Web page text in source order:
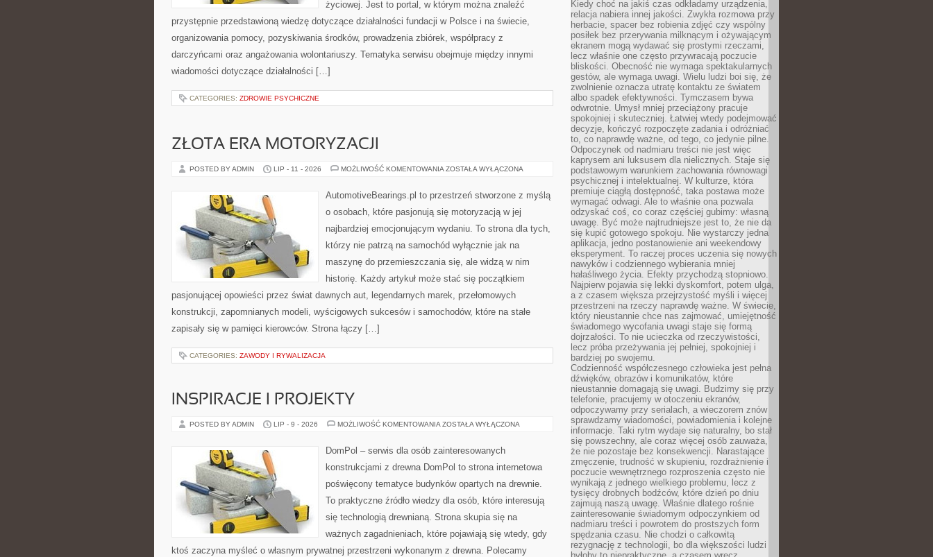
życiowej. Jest to portal, w którym można znaleźć
przystępnie przedstawioną wiedzę dotyczące działalności fundacji w Polsce i na świecie,
organizowania pomocy, pozyskiwania środków, prowadzenia zbiórek, współpracy z
darczyńcami oraz angażowania wolontariuszy. Tematyka serwisu obejmuje między innymi
wiadomości dotyczące działalności […]
CATEGORIES: ZDROWIE PSYCHICZNE
ZŁOTA ERA MOTORYZACJI
POSTED BY ADMIN LIP - 11 - 2026 MOŻLIWOŚĆ KOMENTOWANIA ZŁOTA
ZOSTAŁA WYŁĄCZONA
AutomotiveBearings.pl to przestrzeń stworzone z myślą
o osobach, które pasjonują się motoryzacją w jej
najbardziej emocjonującym wydaniu. To strona dla tych,
którzy nie patrzą na samochód wyłącznie jak na
maszynę do przemieszczania się, ale widzą w nim
historię. Każdy artykuł może stać się początkiem
pasjonującej opowieści przez świat dawnych aut, legendarnych marek, przełomowych
konstrukcji, zapomnianych modeli, wyścigowych sukcesów i samochodów, które na stałe
zapisały się w pamięci kierowców. Strona łączy […]
CATEGORIES: ZAWODY I RYWALIZACJA
INSPIRACJE I PROJEKTY
POSTED BY ADMIN LIP - 9 - 2026 MOŻLIWOŚĆ KOMENTOWANIA INSPIRACJE
ZOSTAŁA WYŁĄCZONA
DomPol – serwis dla osób zainteresowanych
konstrukcjami z drewna DomPol to strona internetowa
poświęcony tematyce budynków opartych na drewnie.
To praktyczne źródło wiedzy dla osób, które interesują
się technologią drewnianą. Strona skupia się na
ważnych zagadnieniach, które pojawiają się wtedy, gdy
ktoś zaczyna myśleć o własnym prywatnej przestrzeni wykonanym z drewna. Polecamy
Kiedy choć na jakiś czas odkładamy urządzenia,
relacja nabiera innej jakości. Zwykła rozmowa przy
herbacie, spacer bez robienia zdjęć czy wspólny
posiłek bez przerywania milknącym i ożywającym
ekranem mogą wydawać się prostymi rzeczami,
lecz właśnie one często przywracają poczucie
bliskości. Obecność nie wymaga spektakularnych
gestów, ale wymaga uwagi. Wielu ludzi boi się, że
zwolnienie oznacza utratę kontaktu ze światem
albo spadek efektywności. Tymczasem bywa
odwrotnie. Umysł mniej przeciążony pracuje
spokojniej i skuteczniej. Łatwiej wtedy podejmować
decyzje, kończyć rozpoczęte zadania i odróżniać
to, co naprawdę ważne, od tego, co jedynie pilne.
Odpoczynek od nadmiaru treści nie jest więc
kaprysem ani luksusem dla nielicznych. Staje się
podstawowym warunkiem zachowania równowagi
psychicznej i intelektualnej. W kulturze, która
premiuje ciągłą dostępność, taka postawa może
wymagać odwagi. Ale to właśnie ona pozwala
odzyskać coś, co coraz częściej gubimy: własną
uwagę. Być może najtrudniejsze jest to, że nie da
się kupić gotowego spokoju. Nie wystarczy jedna
aplikacja, jedno postanowienie ani weekendowy
eksperyment. To raczej proces uczenia się nowych
nawyków i codziennego wybierania mniej
hałaśliwego życia. Efekty przychodzą stopniowo.
Najpierw pojawia się lekki dyskomfort, potem ulga,
a z czasem większa przejrzystość myśli i więcej
przestrzeni na rzeczy naprawdę ważne. W świecie,
który nieustannie chce nas zajmować, umiejętność
świadomego wycofania uwagi staje się formą
dojrzałości. To nie ucieczka od rzeczywistości,
lecz próba przeżywania jej pełniej, spokojniej i
bardziej po swojemu.
Codzienność współczesnego człowieka jest pełna
dźwięków, obrazów i komunikatów, które
nieustannie domagają się uwagi. Budzimy się przy
telefonie, pracujemy w otoczeniu ekranów,
odpoczywamy przy serialach, a wieczorem znów
sprawdzamy wiadomości, powiadomienia i kolejne
informacje. Taki rytm wydaje się naturalny, bo stał
się powszechny, ale coraz więcej osób zauważa,
że nie pozostaje bez konsekwencji. Narastające
zmęczenie, trudność w skupieniu, rozdrażnienie i
poczucie wewnętrznego rozproszenia często nie
wynikają z jednego wielkiego problemu, lecz z
tysięcy drobnych bodźców, które dzień po dniu
zajmują naszą uwagę. Właśnie dlatego rośnie
zainteresowanie świadomym odpoczynkiem od
nadmiaru treści i powrotem do prostszych form
spędzania czasu. Nie chodzi o całkowitą
rezygnację z technologii, bo dla większości ludzi